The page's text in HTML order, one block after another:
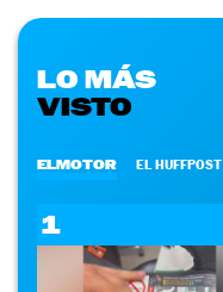
LO MÁS
VISTO
ELMOTOR EL HUFFPOST
1